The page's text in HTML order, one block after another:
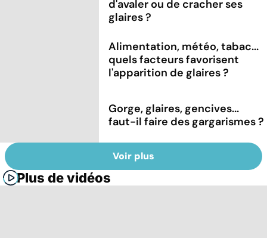
d'avaler ou de cracher ses
glaires ?
Alimentation, météo, tabac...
quels facteurs favorisent
l'apparition de glaires ?
Gorge, glaires, gencives...
faut-il faire des gargarismes ?
Voir plus
Plus de vidéos